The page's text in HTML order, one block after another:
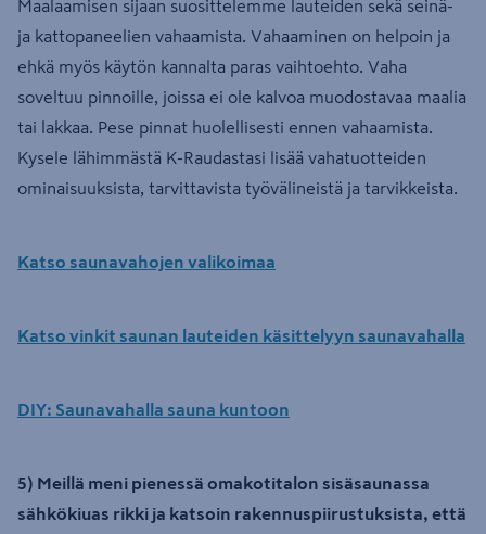
Maalaamisen sijaan suosittelemme lauteiden sekä seinä-
ja kattopaneelien vahaamista. Vahaaminen on helpoin ja
ehkä myös käytön kannalta paras vaihtoehto. Vaha
soveltuu pinnoille, joissa ei ole kalvoa muodostavaa maalia
tai lakkaa. Pese pinnat huolellisesti ennen vahaamista.
Kysele lähimmästä K-Raudastasi lisää vahatuotteiden
ominaisuuksista, tarvittavista työvälineistä ja tarvikkeista.
Katso saunavahojen valikoimaa
Katso vinkit saunan lauteiden käsittelyyn saunavahalla
DIY: Saunavahalla sauna kuntoon
5) Meillä meni pienessä omakotitalon sisäsaunassa
sähkökiuas rikki ja katsoin rakennuspiirustuksista, että